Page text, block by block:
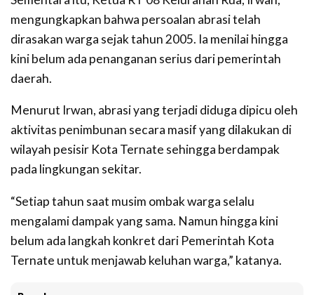
mengungkapkan bahwa persoalan abrasi telah
dirasakan warga sejak tahun 2005. Ia menilai hingga
kini belum ada penanganan serius dari pemerintah
daerah.
Menurut Irwan, abrasi yang terjadi diduga dipicu oleh
aktivitas penimbunan secara masif yang dilakukan di
wilayah pesisir Kota Ternate sehingga berdampak
pada lingkungan sekitar.
“Setiap tahun saat musim ombak warga selalu
mengalami dampak yang sama. Namun hingga kini
belum ada langkah konkret dari Pemerintah Kota
Ternate untuk menjawab keluhan warga,” katanya.